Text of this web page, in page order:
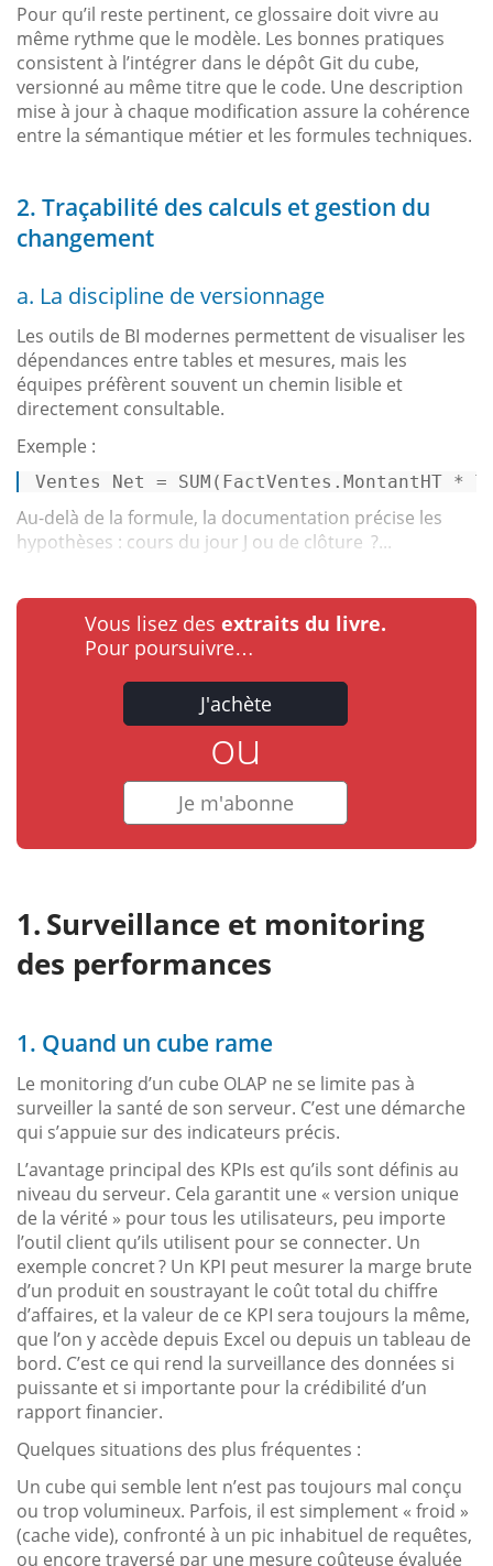
Pour qu’il reste pertinent, ce glossaire doit vivre au
même rythme que le modèle. Les bonnes pratiques
consistent à l’intégrer dans le dépôt Git du cube,
versionné au même titre que le code. Une description
mise à jour à chaque modification assure la cohérence
entre la sémantique métier et les formules techniques.
2. Traçabilité des calculs et gestion du
changement
a. La discipline de versionnage
Les outils de BI modernes permettent de visualiser les
dépendances entre tables et mesures, mais les
équipes préfèrent souvent un chemin lisible et
directement consultable.
Exemple :
Ventes Net = SUM(FactVentes.MontantHT *
Au-delà de la formule, la documentation précise les
hypothèses : cours du jour J ou de clôture ?...
Vous lisez des extraits du livre.
Pour poursuivre…
J'achète
ou
Je m'abonne
Surveillance et monitoring
des performances
1. Quand un cube rame
Le monitoring d’un cube OLAP ne se limite pas à
surveiller la santé de son serveur. C’est une démarche
qui s’appuie sur des indicateurs précis.
L’avantage principal des KPIs est qu’ils sont définis au
niveau du serveur. Cela garantit une « version unique
de la vérité » pour tous les utilisateurs, peu importe
l’outil client qu’ils utilisent pour se connecter. Un
exemple concret ? Un KPI peut mesurer la marge brute
d’un produit en soustrayant le coût total du chiffre
d’affaires, et la valeur de ce KPI sera toujours la même,
que l’on y accède depuis Excel ou depuis un tableau de
bord. C’est ce qui rend la surveillance des données si
puissante et si importante pour la crédibilité d’un
rapport financier.
Quelques situations des plus fréquentes :
Un cube qui semble lent n’est pas toujours mal conçu
ou trop volumineux. Parfois, il est simplement « froid »
(cache vide), confronté à un pic inhabituel de requêtes,
ou encore traversé par une mesure coûteuse évaluée